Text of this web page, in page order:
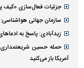
جزئیات فعال‌سازی «کیف
سازمان جهانی هواشناسی:
زیدآبادی: پاسخ به
حمله حسین شریعتمداری
آمریکا باز می‌کنید